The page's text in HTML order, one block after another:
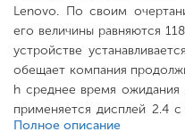
Lenovo. По своим
его величины равняются
устройстве
обещает компания
h среднее время
применяется дисплей 2.4
Тыльный объектив VGA,
Полное описание